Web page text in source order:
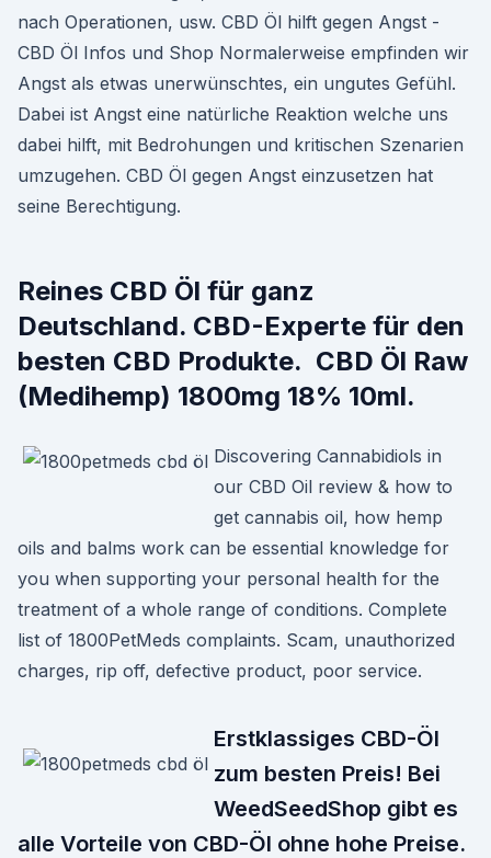
nach Operationen, usw. CBD Öl hilft gegen Angst -
CBD Öl Infos und Shop Normalerweise empfinden wir
Angst als etwas unerwünschtes, ein ungutes Gefühl.
Dabei ist Angst eine natürliche Reaktion welche uns
dabei hilft, mit Bedrohungen und kritischen Szenarien
umzugehen. CBD Öl gegen Angst einzusetzen hat
seine Berechtigung.
Reines CBD Öl für ganz
Deutschland. CBD-Experte für den
besten CBD Produkte. CBD Öl Raw
(Medihemp) 1800mg 18% 10ml.
Discovering Cannabidiols in
our CBD Oil review & how to
get cannabis oil, how hemp
oils and balms work can be essential knowledge for
you when supporting your personal health for the
treatment of a whole range of conditions. Complete
list of 1800PetMeds complaints. Scam, unauthorized
charges, rip off, defective product, poor service.
Erstklassiges CBD-Öl
zum besten Preis! Bei
WeedSeedShop gibt es
alle Vorteile von CBD-Öl ohne hohe Preise.